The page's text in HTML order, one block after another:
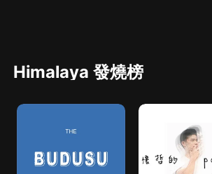
Himalaya 發燒榜